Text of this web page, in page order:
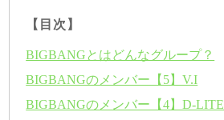
【目次】
BIGBANGとはどんなグループ？
BIGBANGのメンバー【5】V.I
BIGBANGのメンバー【4】D-LITE